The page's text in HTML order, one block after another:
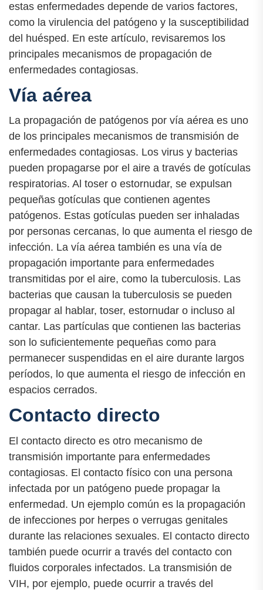
estas enfermedades depende de varios factores,
como la virulencia del patógeno y la susceptibilidad
del huésped. En este artículo, revisaremos los
principales mecanismos de propagación de
enfermedades contagiosas.
Vía aérea
La propagación de patógenos por vía aérea es uno
de los principales mecanismos de transmisión de
enfermedades contagiosas. Los virus y bacterias
pueden propagarse por el aire a través de gotículas
respiratorias. Al toser o estornudar, se expulsan
pequeñas gotículas que contienen agentes
patógenos. Estas gotículas pueden ser inhaladas
por personas cercanas, lo que aumenta el riesgo de
infección. La vía aérea también es una vía de
propagación importante para enfermedades
transmitidas por el aire, como la tuberculosis. Las
bacterias que causan la tuberculosis se pueden
propagar al hablar, toser, estornudar o incluso al
cantar. Las partículas que contienen las bacterias
son lo suficientemente pequeñas como para
permanecer suspendidas en el aire durante largos
períodos, lo que aumenta el riesgo de infección en
espacios cerrados.
Contacto directo
El contacto directo es otro mecanismo de
transmisión importante para enfermedades
contagiosas. El contacto físico con una persona
infectada por un patógeno puede propagar la
enfermedad. Un ejemplo común es la propagación
de infecciones por herpes o verrugas genitales
durante las relaciones sexuales. El contacto directo
también puede ocurrir a través del contacto con
fluidos corporales infectados. La transmisión de
VIH, por ejemplo, puede ocurrir a través del